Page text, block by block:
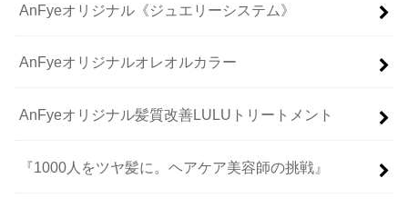
AnFyeオリジナル《ジュエリーシステム》
AnFyeオリジナルオレオルカラー
AnFyeオリジナル髪質改善LULUトリートメント
『1000人をツヤ髪に。ヘアケア美容師の挑戦』